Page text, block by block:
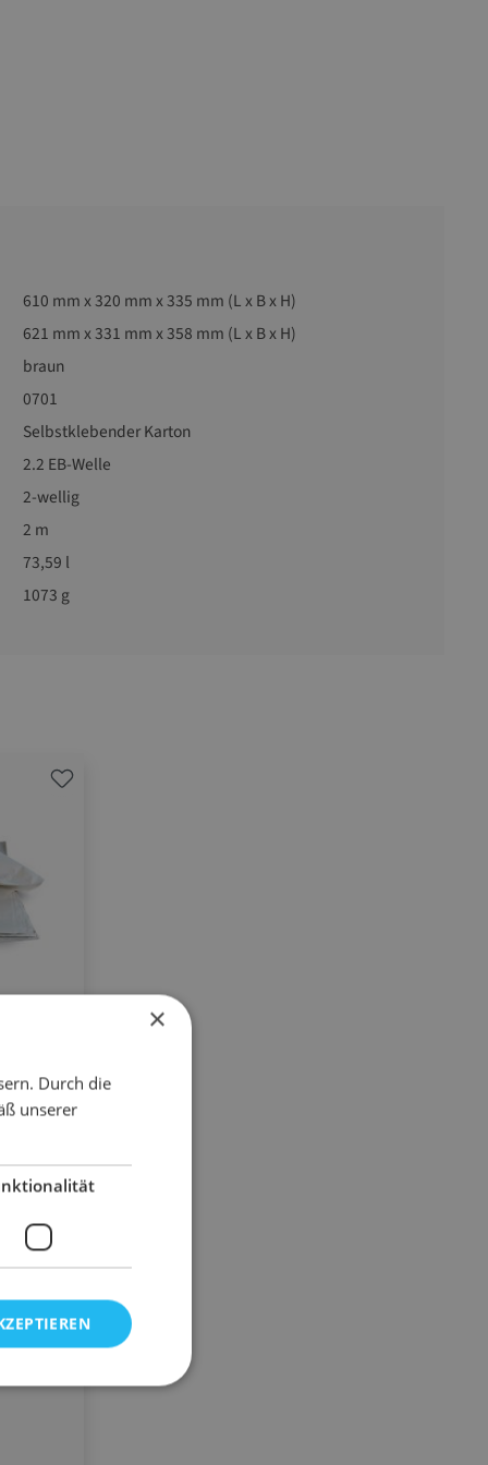
610 mm x 320 mm x 335 mm (L x B x H)
621 mm x 331 mm x 358 mm (L x B x H)
braun
0701
Selbstklebender Karton
2.2 EB-Welle
2-wellig
2 m
73,59 l
1073 g
20
×
Durch die
unserer